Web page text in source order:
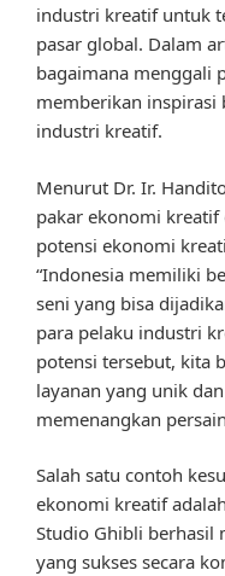
industri kreatif untuk
pasar global. Dalam
bagaimana menggali
memberikan inspirasi
industri kreatif.
Menurut Dr. Ir.
pakar ekonomi
potensi ekonomi
“Indonesia memiliki
seni yang bisa
para pelaku industri
potensi tersebut, kita
layanan yang unik
memenangkan
Salah satu contoh
ekonomi kreatif
Studio Ghibli berhasil
yang sukses secara